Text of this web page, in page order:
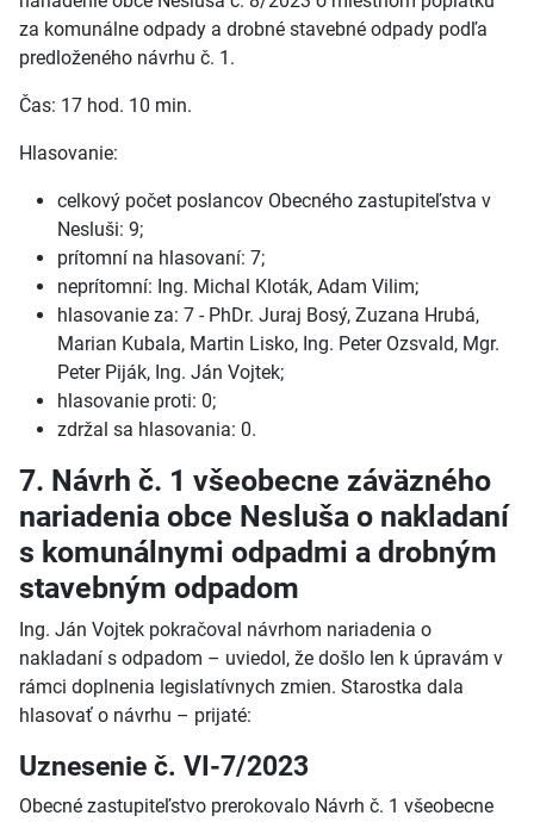
za komunálne odpady a drobné stavebné odpady podľa
predloženého návrhu č. 1.
Čas: 17 hod. 10 min.
Hlasovanie:
celkový počet poslancov Obecného zastupiteľstva v
Nesluši: 9;
prítomní na hlasovaní: 7;
neprítomní: Ing. Michal Kloták, Adam Vilim;
hlasovanie za: 7 - PhDr. Juraj Bosý, Zuzana Hrubá,
Marian Kubala, Martin Lisko, Ing. Peter Ozsvald, Mgr.
Peter Piják, Ing. Ján Vojtek;
hlasovanie proti: 0;
zdržal sa hlasovania: 0.
7. Návrh č. 1 všeobecne záväzného
nariadenia obce Nesluša o nakladaní
s komunálnymi odpadmi a drobným
stavebným odpadom
Ing. Ján Vojtek pokračoval návrhom nariadenia o
nakladaní s odpadom – uviedol, že došlo len k úpravám v
rámci doplnenia legislatívnych zmien. Starostka dala
hlasovať o návrhu – prijaté:
Uznesenie č. VI-7/2023
Obecné zastupiteľstvo prerokovalo Návrh č. 1 všeobecne